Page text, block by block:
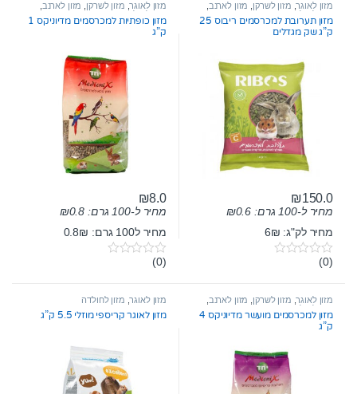
מזון לאוגר, מזון לשרקן מזון לארנב
מזון לחולדה
מזון תערובת למכרסמים ריבוס 25
ק”ג שק מגדלים
₪150.0
מחיר ל-100 גרם: ₪0.6
מחיר לק"ג: 6₪
0
t
f
5
(0)
מזון לאוגר, מזון לשרקן מזון לארנב
מזון לחולדה
מזון כופתיות למכרסמים מדיוניקס 1
ק”ג
₪8.0
מחיר ל-100 גרם: ₪0.8
מחיר ל100 גרם: 0.8₪
0
t
f
(0)
מזון לאוגר, מזון לשרקן מזון לארנב
מזון לחולדה
מזון למכרסמים מועשר מדיוניקס 4
ק”ג
מזון לאוגר, מזון לחולדה
מזון לאוגר קריספי מוזלי 5.5 ק”ג